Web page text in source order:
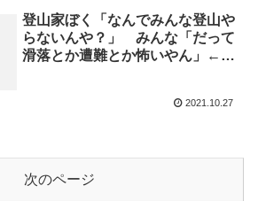
登山家ぼく「なんでみんな登山や
らないんや？」 みんな「だって
滑落とか遭難とか怖いやん」←そ
2021.10.27
次のページ